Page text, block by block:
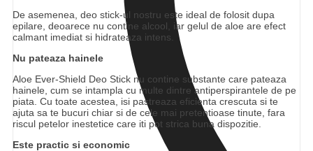
De asemenea, deo stick-ul nostru este ideal de folosit dupa
epilare, deoarece nu contine alcool, iar gelul de aloe are efect
calmant imediat si hidrateaza intens.
Nu pateaza hainele
Aloe Ever-Shield Deo Stick nu contine substante care pateaza
hainele, cum se intampla cu multe dintre antiperspirantele de pe
piata. Cu toate acestea, isi pastreaza eficienta crescuta si te
ajuta sa te bucuri chiar si de cele mai pretentioase tinute, fara
riscul petelor inestetice care iti pot strica buna dispozitie.
Este practic si economic